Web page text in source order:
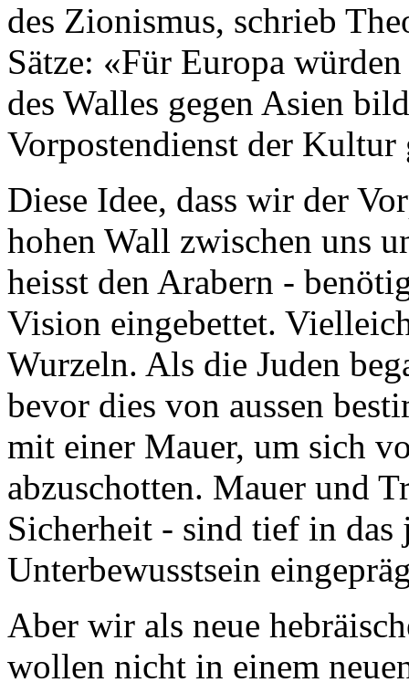
des Zionismus, schrieb
Sätze: «Für Europa
des Walles gegen Asien
Vorpostendienst der Kultur
Diese Idee, dass wir der
hohen Wall zwischen uns
heisst den Arabern -
Vision eingebettet.
Wurzeln. Als die Juden
bevor dies von aussen
mit einer Mauer, um sich
abzuschotten. Mauer und
Sicherheit - sind tief in
Unterbewusstsein
Aber wir als neue
wollen nicht in einem